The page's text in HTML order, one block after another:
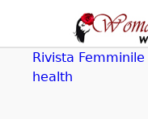
navigation
Rivista
health